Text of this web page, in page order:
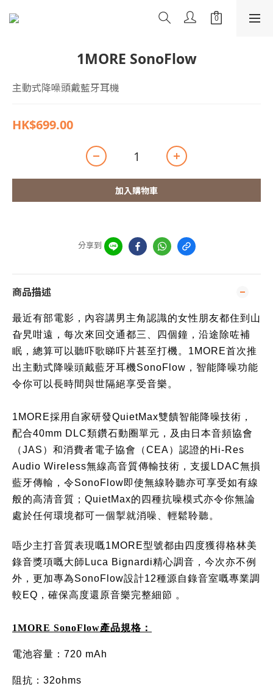
1MORE SonoFlow
主動式降噪頭戴藍牙耳機
HK$699.00
加入購物車
分享到
商品描述
最近有部電影，內容講男主角認識的女性朋友都住到山
旮旯咁遠，每次來回交通都三、四個鐘，沿途除咗補
眠，總算可以聽吓歌睇吓片甚至打機。1MORE首次推
出 主動式降噪頭戴藍牙耳機SonoFlow，智能降噪功能
令你可以長時間與世隔絕享受音樂。
1MORE採用自家研發QuietMax雙饋智能降噪技術 ，
配合40mm DLC類鑽石動圈單元，及由日本音頻協會
（JAS）和消費者電子協會（CEA）認證的Hi-Res
Audio Wireless無線高音質傳輸技術，支援LDAC無損
藍牙傳輸，令SonoFlow即使無線聆聽亦可享受如有線
般的高清音質；QuietMax的四種抗噪模式亦令你無論
處於任何環境都可一個掣就消噪、輕鬆聆聽。
唔少主打音質表現嘅1MORE型號都由四度獲得格林美
錄音獎項嘅大師Luca Bignardi精心調音，今次亦不例
外，更加專為SonoFlow設計12種源自錄音室嘅專業調
較EQ，確保高度還原音樂完整細節 。
1MORE SonoFlow產品規格：
電池容量：720 mAh
阻抗：32ohms